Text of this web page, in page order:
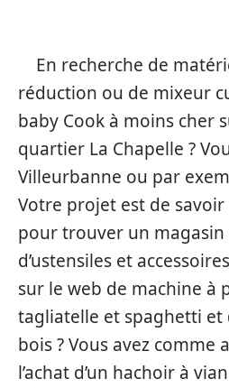
En recherche de
réduction ou de mixeur
baby Cook à moins cher
quartier La Chapelle ?
Villeurbanne ou par
Votre projet est de
pour trouver un magasin
d’ustensiles et
sur le web de machine à
tagliatelle et spaghetti et
bois ? Vous avez comme
l’achat d’un hachoir à